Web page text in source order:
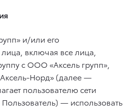
и/или его
включая все лица,
с ООО «Аксель групп»,
Норд» (далее —
пользователю сети
— использовать